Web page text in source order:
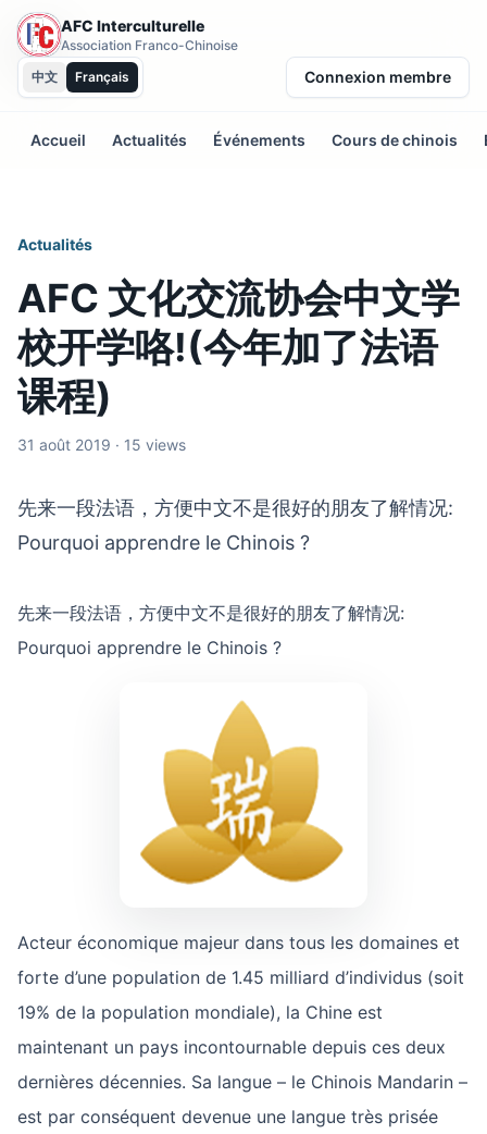
AFC Interculturelle
Association Franco-Chinoise
中文
Français Connexion membre
Accueil Actualités Événements Cours de chinois
Actualités
AFC 文化交流协会中文学
校开学咯!(今年加了法语
课程)
31 août 2019 · 15 views
先来一段法语，方便中文不是很好的朋友了解情况:
Pourquoi apprendre le Chinois ?
先来一段法语，方便中文不是很好的朋友了解情况:
Pourquoi apprendre le Chinois ?
Acteur économique majeur dans tous les domaines et
forte d’une population de 1.45 milliard d’individus (soit
19% de la population mondiale), la Chine est
maintenant un pays incontournable depuis ces deux
dernières décennies. Sa langue – le Chinois Mandarin –
est par conséquent devenue une langue très prisée